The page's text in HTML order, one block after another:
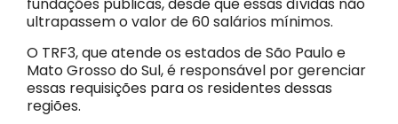
fundações públicas, desde que essas dívidas não
ultrapassem o valor de 60 salários mínimos.
O TRF3, que atende os estados de São Paulo e
Mato Grosso do Sul, é responsável por gerenciar
essas requisições para os residentes dessas
regiões.